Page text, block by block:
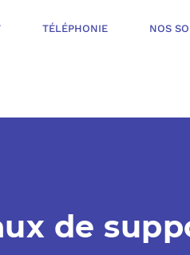
TÉLÉPHONIE NOS
de
AUDIT OFFERT